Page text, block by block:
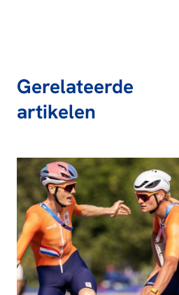
Gerelateerde
artikelen